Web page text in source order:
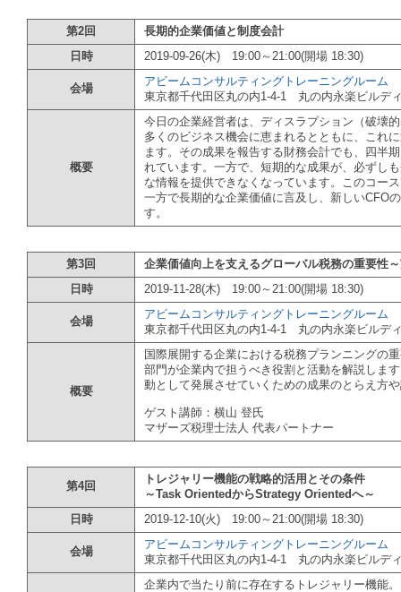
第2回
長期的企業価値と制度会計
日時
2019-09-26(木) 19:00～21:00(開場 18:30)
会場
アビームコンサルティングトレーニングルーム
東京都千代田区丸の内1-4-1 丸の内永楽ビルデ
概要
今日の企業経営者は、ディスラプション（破壊
多くのビジネス機会に恵まれるとともに、これ
ます。その成果を報告する財務会計でも、四半
れています。一方で、短期的な成果が、必ずし
な情報を提供できなくなっています。このコー
一方で長期的な企業価値に言及し、新しいCFO
す。
第3回
企業価値向上を支えるグローバル税務の重要性
日時
2019-11-28(木) 19:00～21:00(開場 18:30)
会場
アビームコンサルティングトレーニングルーム
東京都千代田区丸の内1-4-1 丸の内永楽ビルデ
概要
国際展開する企業における税務プランニングの
部門が企業内で担うべき役割と活動を解説しま
動として発展させていくための成果のとらえ方
ゲスト講師：横山 登氏
マザーズ税理士法人 代表パートナー
第4回
トレジャリー機能の戦略的活用とその条件
～Task OrientedからStrategy Orientedへ～
日時
2019-12-10(火) 19:00～21:00(開場 18:30)
会場
アビームコンサルティングトレーニングルーム
東京都千代田区丸の内1-4-1 丸の内永楽ビルデ
企業内で当たり前に存在するトレジャリー機能